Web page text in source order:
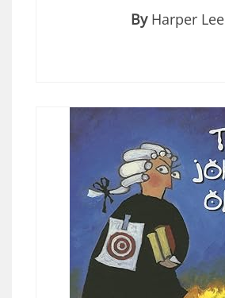
By Harper Lee